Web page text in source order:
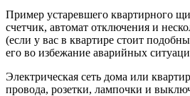
Пример устаревшего квартирного
счетчик, автомат отключения и
(если у вас в квартире стоит
его во избежание аварийных
Электрическая сеть дома или
провода, розетки, лампочки и